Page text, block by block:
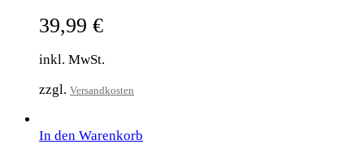
39,99 €
inkl. MwSt.
zzgl. Versandkosten
In den Warenkorb